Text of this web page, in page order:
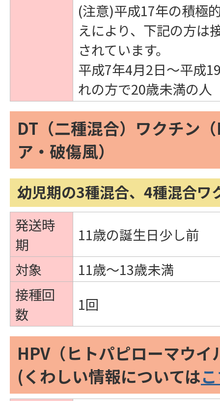
(注意)平成17年の積極
えにより、下記の方は
されています。
平成7年4月2日～平成
れの方で20歳未満の人
DT（二種混合）ワクチン
ア・破傷風）
幼児期の3種混合、4種混合ワ
発送時
期
11歳の誕生日少し前
対象
11歳～13歳未満
接種回
数
1回
HPV（ヒトパピローマウイ
(くわしい情報については